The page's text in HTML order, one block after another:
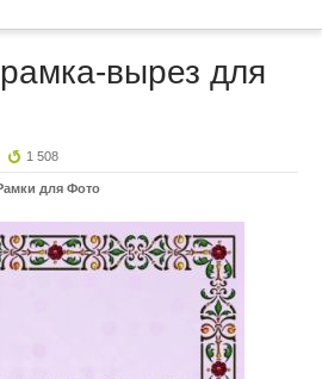
вырез для
1 508
для Фото